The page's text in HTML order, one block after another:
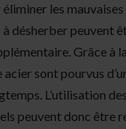
les mauvaises
désherber peuvent
Grâce à
sont pourvus
L’utilisation
peuvent donc